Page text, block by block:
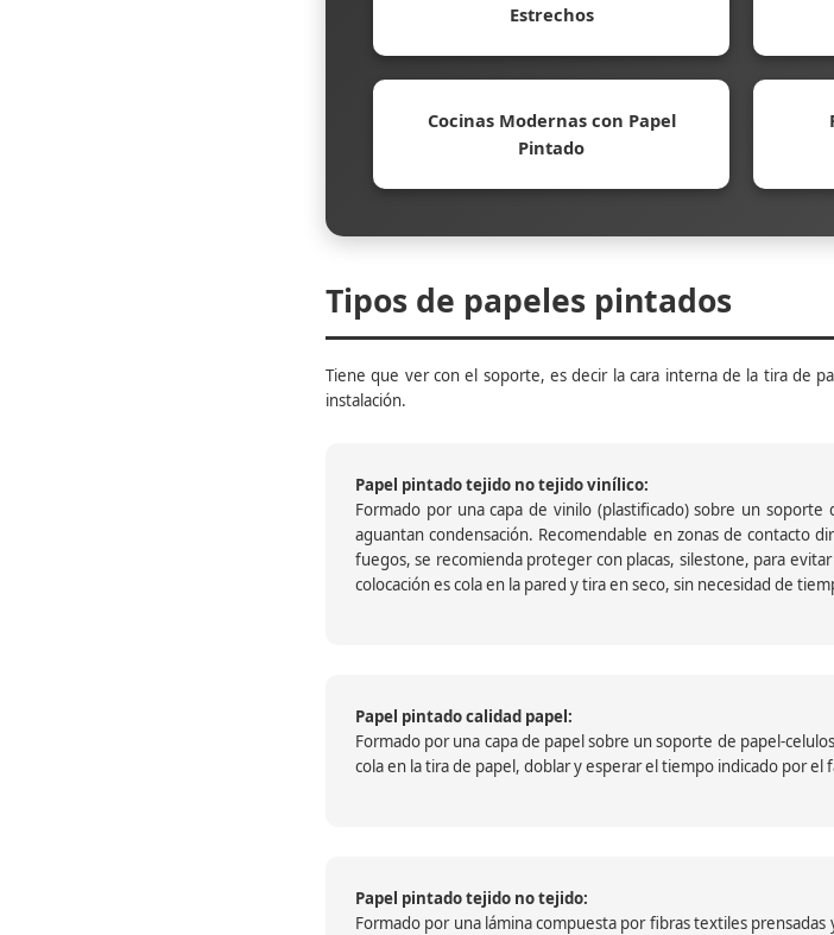
Estrechos
Cocinas Modernas con Papel
Pintado
Tipos de papeles pintados
Tiene que ver con el soporte, es decir la cara interna de la tira de
instalación.
Papel pintado tejido no tejido vinílico:
Formado por una capa de vinilo (plastificado) sobre un
aguantan condensación. Recomendable en zonas de contacto
fuegos, se recomienda proteger con placas, silestone, para
colocación es cola en la pared y tira en seco, sin necesidad de
Papel pintado calidad papel:
Formado por una capa de papel sobre un soporte de papel-
cola en la tira de papel, doblar y esperar el tiempo indicado por
Papel pintado tejido no tejido:
Formado por una lámina compuesta por fibras textiles